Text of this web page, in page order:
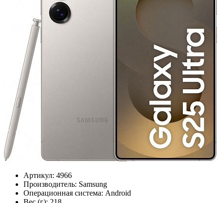
Артикул: 4966
Производитель: Samsung
Операционная система: Android